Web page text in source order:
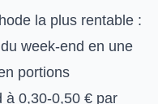
la plus rentable :
week-end en une
portions
à 0,30-0,50 € par